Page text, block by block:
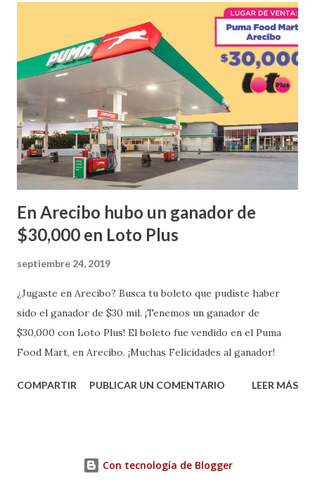
ganador fue vendido en la farmacia Yarimar de la
Urbanización Las Lomas en el Municipio de San Juan
¡Enhorabuena que lo disfrute!
...
En Arecibo hubo un ganador de
$30,000 en Loto Plus
septiembre 24, 2019
¿Jugaste en Arecibo? Busca tu boleto que pudiste haber
sido el ganador de $30 mil. ¡Tenemos un ganador de
$30,000 con Loto Plus! El boleto fue vendido en el Puma
Food Mart, en Arecibo. ¡Muchas Felicidades al ganador!
COMPARTIR PUBLICAR UN COMENTARIO LEER MÁS
Con tecnología de Blogger